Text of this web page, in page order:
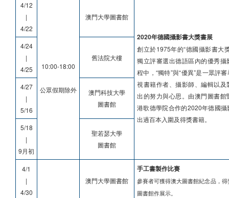
4/12
|
4/22
10:00-18:00
公眾假期除外
澳門大學圖書館
2020年德國攝影書大獎書展
創立於1975年的“德國攝影書大
獨立評審選出德語區內的優秀攝
程中，“獨特”與“優異”是一眾評
視書籍作者、攝影師、編輯以及
出的努力與心思。由澳門圖書館
港歌德學院合作的2020年德國
出過百本入圍及得獎書籍。
4/24
|
4/25
舊法院大樓
4/27
|
5/16
澳門科技大學
圖書館
5/18
|
9月初
聖若瑟大學
圖書館
4/1
|
4/30
澳門大學圖書館
手工書製作比賽
參賽者可獲得澳大圖書館紀念品，
圖書館作展示。